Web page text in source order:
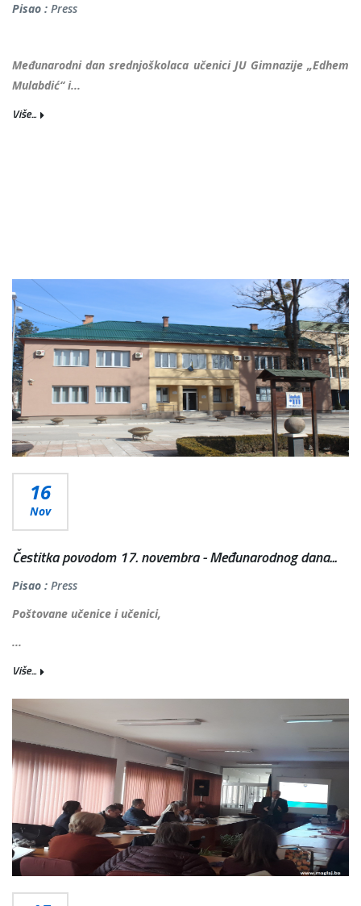
Pisao : Press
Međunarodni dan srednjoškolaca učenici JU Gimnazije „Edhem
Mulabdić“ i...
Više...
16
Nov
Čestitka povodom 17. novembra - Međunarodnog dana...
Pisao : Press
Poštovane učenice i učenici,
...
Više...